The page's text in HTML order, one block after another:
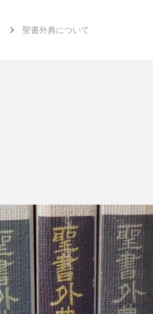
聖書外典について